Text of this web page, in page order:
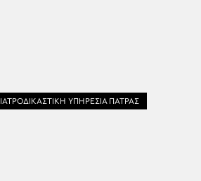
ΙΑΤΡΟΔΙΚΑΣΤΙΚΗ ΥΠΗΡΕΣΙΑ ΠΑΤΡΑΣ